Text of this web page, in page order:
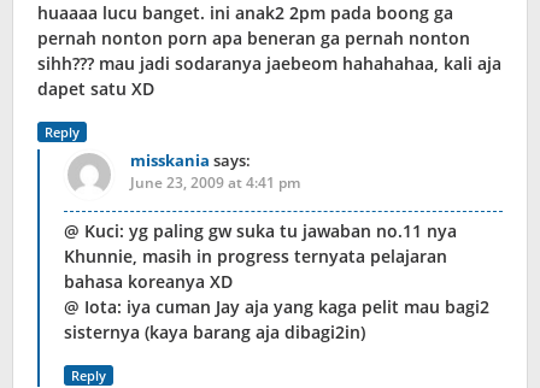
huaaaa lucu banget. ini anak2 2pm pada boong ga
pernah nonton porn apa beneran ga pernah nonton
sihh??? mau jadi sodaranya jaebeom hahahahaa, kali aja
dapet satu XD
Reply
misskania says:
June 23, 2009 at 4:41 pm
@ Kuci: yg paling gw suka tu jawaban no.11 nya
Khunnie, masih in progress ternyata pelajaran
bahasa koreanya XD
@ Iota: iya cuman Jay aja yang kaga pelit mau bagi2
sisternya (kaya barang aja dibagi2in)
Reply